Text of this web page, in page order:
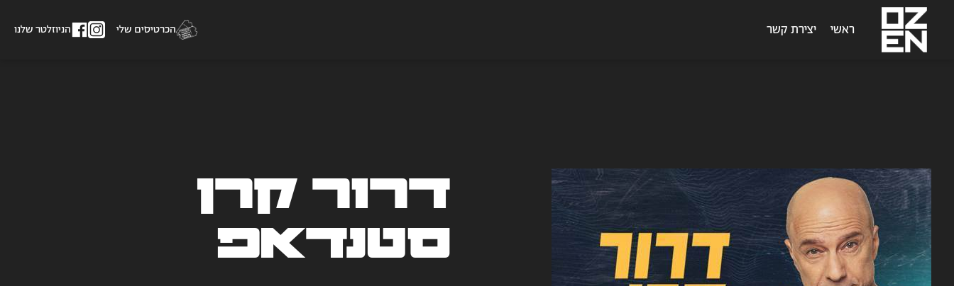
ראשי יצירת קשר הכרטיסים שלי הניוזלטר שלנו
דרור קרן
סטנדאפ